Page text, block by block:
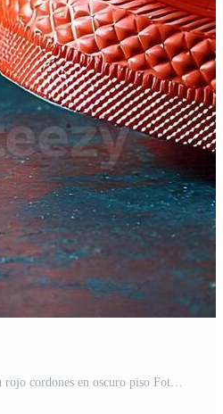
par de gris lona Zapatos con rojo cordones en oscuro piso Foto Pro